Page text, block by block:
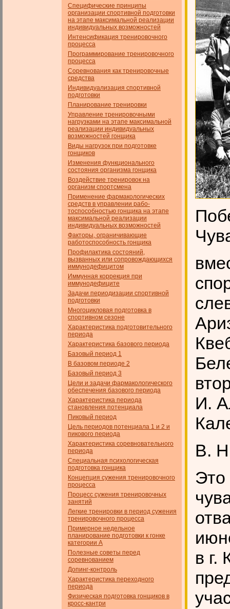
Специфические принципы
организации спортивной подготовки
на этапе максимальной реализации
индивидуальных возможностей
Интенсификация тренировочного
процесса
Программирование тренировочного
процесса
Соревнования как тренировочные
средства
Индивидуализация спортивной
подготовки
Планирование тренировки
Управление тренировочными
нагрузками на этапе максимальной
реализации индивидуальных
возможностей гонщика
Виды нагрузок при подготовке
гонщиков
Изменения функционального
состояния организма гонщика
Воздействие тренировок на
организм спортсмена
Применение фармакологических
средств в управлении рабо­
тоспособностью гонщика на этапе
максимальной реализации
индивидуальных возможностей
Факторы, ограничивающие
работоспособность гонщика
Профилактика состояний,
вызванных или сопровождающихся
иммунодефицитом
Иммунная коррекция при
иммунодефиците
Задачи периодизации спортивной
подготовки
Многоцикловая подготовка в
спортивном сезоне
Характеристика подготовительного
периода
Характеристика базового периода
Базовый период 1
В базовом периоде 2
Базовый период 3
Цели и задачи фармакологического
обеспечения базового пе­риода
Характеристика периода
становления потенциала
Пиковый период
Цель периодов потенциала 1 и 2 и
пикового периода
Характеристика соревновательного
периода
Специальная психологическая
подготовка гонщика
Концепция сужения тренировочного
процесса
Процесс сужения тренировочных
занятий
Легкие тренировки в период сужения
тренировочного процесса
Примерное недельное
планирование подготовки к гонке
категории А
Полезные советы перед
соревнованием
Допинг-контроль
Характеристика переходного
периода
Физическая подготовка гонщиков в
кросс-кантри
И.
В.
Это
в г.